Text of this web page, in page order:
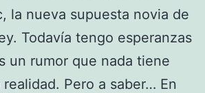
la nueva supuesta novia de
Todavía tengo esperanzas
un rumor que nada tiene
Pero a saber… En